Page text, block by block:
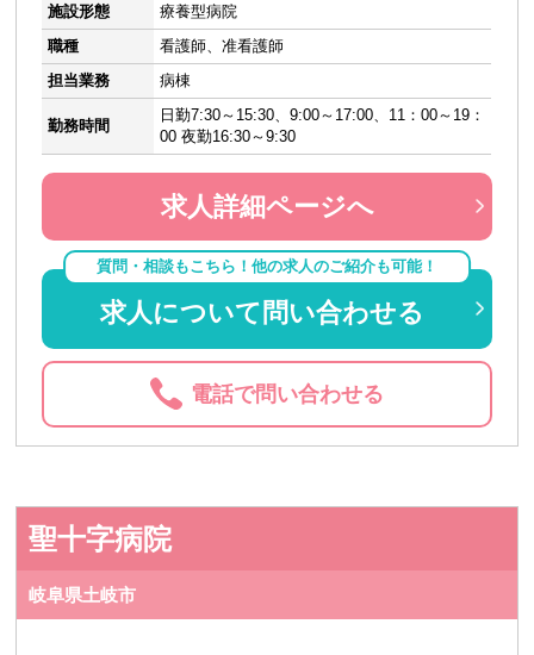
施設形態
療養型病院
職種
看護師、准看護師
担当業務
病棟
勤務時間
日勤7:30～15:30、9:00～17:00、11：00～19：
00 夜勤16:30～9:30
求人詳細ページへ
質問・相談もこちら！他の求人のご紹介も可能！
求人について問い合わせる
電話で問い合わせる
聖十字病院
岐阜県土岐市